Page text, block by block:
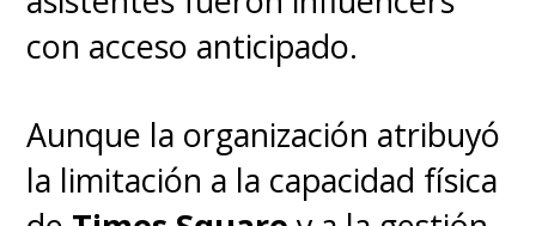
con acceso anticipado.
Aunque la organización atribuyó
la limitación a la capacidad física